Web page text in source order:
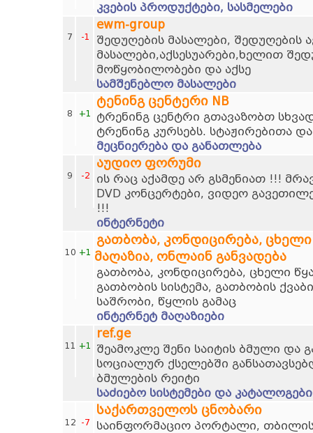
კვების პროდუქტები, სასმელები
7 -1
ewm-group
შედუღების მასალები, შედუღების
მასალები,აქსესუარები,ხელით
მოწყობილობები და აქსე
სამშენებლო მასალები
8 +1
ტენინგ ცენტერი NB
ტრენინგ ცენტრი გთავაზობთ
ტრენინგ კურსებს. სტაჟირებითა
მეცნიერება და განათლება
9 -2
აუდიო ფორუმი
ის რაც აქამდე არ გსმენიათ !!!
DVD კონცერტები, ვიდეო
!!!
ინტერნეტი
10 +1
გათბობა, კონდიცირება,
მაღაზია, ონლაინ განვადება
გათბობა, კონდიცირება, ცხელი
გათბობის სისტემა, გათბობის
საშრობი, წყლის გამაც
ინტერნეტ მაღაზიები
11 +1
ref.ge
შეამოკლე შენი საიტის ბმული და
სოციალურ ქსელებში
ბმულების რეიტი
საძიებო სისტემები და კატალოგები
12 -7
საქართველოს ცნობარი
საინფორმაციო პორტალი,